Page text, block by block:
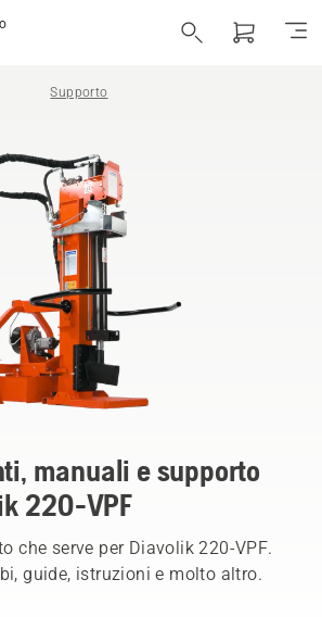
Supporto
manuali e supporto
220-VPF
che serve per Diavolik 220-VPF.
guide, istruzioni e molto altro.